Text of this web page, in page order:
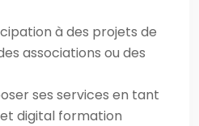
à des projets de
associations ou des
ses services en tant
digital formation